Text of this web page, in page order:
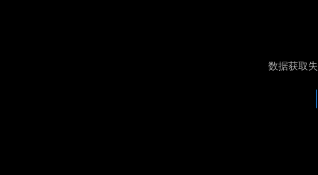
数据获取